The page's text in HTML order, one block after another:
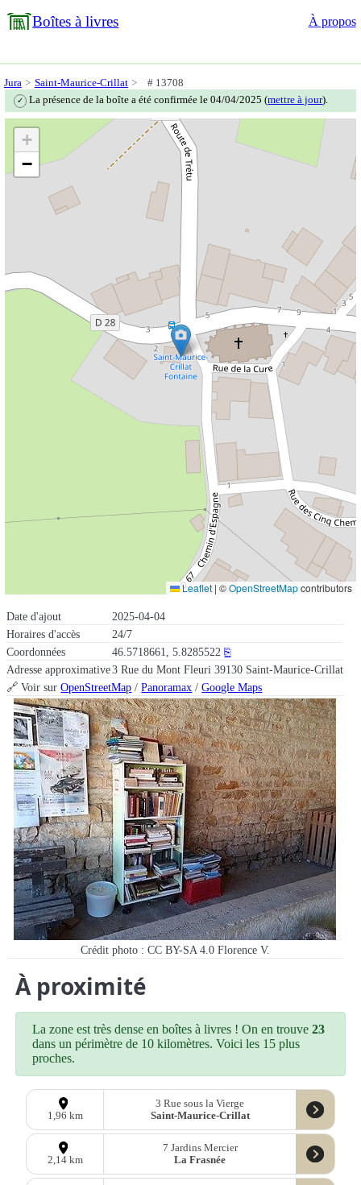
Boîtes à livres À propos
Jura Saint-Maurice-Crillat # 13708
✓ La présence de la boîte a été confirmée le 04/04/2025 (mettre à jour).
Date d'ajout
2025-04-04
Horaires d'accès
24/7
Coordonnées
46.5718661, 5.8285522 ⎘
Adresse approximative3 Rue du Mont Fleuri 39130 Saint-Maurice-Crillat
🔗 Voir surOpenStreetMap /Panoramax /Google Maps
Crédit photo : CC BY-SA 4.0 Florence V.
+
−
Leaflet | ©OpenStreetMapcontributors
À proximité
La zone est très dense en boîtes à livres ! On en trouve23
dans un périmètre de 10 kilomètres. Voici les 15 plus
proches.
1,96 km
3 Rue sous la Vierge
Saint-Maurice-Crillat
2,14 km
7 Jardins Mercier
La Frasnée